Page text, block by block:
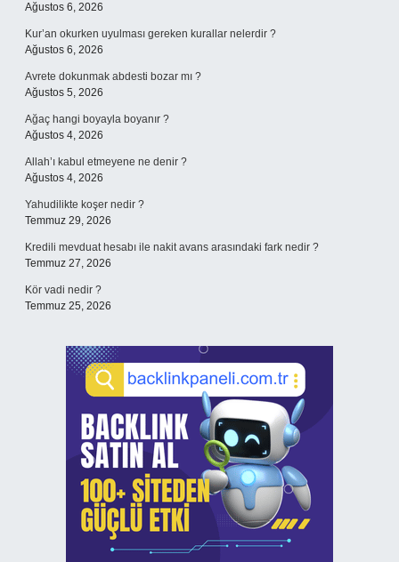
Ağustos 6, 2026
Kur’an okurken uyulması gereken kurallar nelerdir ?
Ağustos 6, 2026
Avrete dokunmak abdesti bozar mı ?
Ağustos 5, 2026
Ağaç hangi boyayla boyanır ?
Ağustos 4, 2026
Allah’ı kabul etmeyene ne denir ?
Ağustos 4, 2026
Yahudilikte koşer nedir ?
Temmuz 29, 2026
Kredili mevduat hesabı ile nakit avans arasındaki fark nedir ?
Temmuz 27, 2026
Kör vadi nedir ?
Temmuz 25, 2026